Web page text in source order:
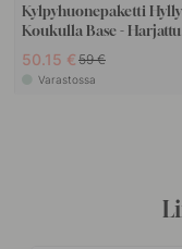
Kylpyhuonepaketti Hylly
Koukulla Base - Harjattu
50.15 € 59 €
Varastossa